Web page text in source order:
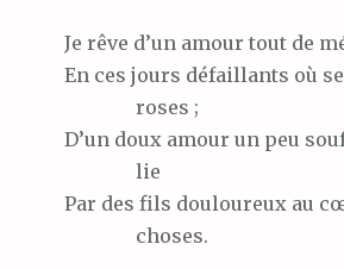
Je rêve d’un amour tout de
En ces jours défaillants où
roses ;
D’un doux amour un peu
lie
Par des fils douloureux au
choses.